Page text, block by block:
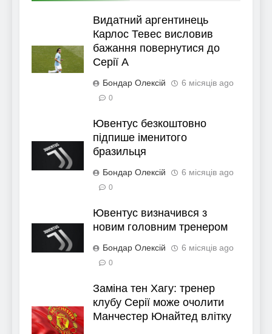
Видатний аргентинець
Карлос Тевес висловив
бажання повернутися до
Серії А
Бондар Олексій 6 місяців ago
0
Ювентус безкоштовно
підпише іменитого
бразильця
Бондар Олексій 6 місяців ago
0
Ювентус визначився з
новим головним тренером
Бондар Олексій 6 місяців ago
0
Заміна тен Хагу: тренер
клубу Серії може очолити
Манчестер Юнайтед влітку